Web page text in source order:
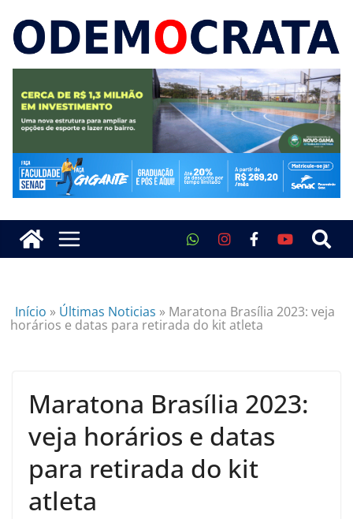
Início » Últimas Noticias » Maratona Brasília 2023: veja
horários e datas para retirada do kit atleta
Maratona Brasília 2023:
veja horários e datas
para retirada do kit
atleta